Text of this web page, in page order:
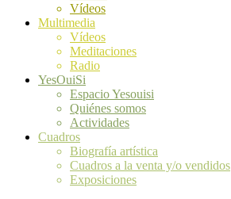
Vídeos
Multimedia
Vídeos
Meditaciones
Radio
YesOuiSi
Espacio Yesouisi
Quiénes somos
Actividades
Cuadros
Biografía artística
Cuadros a la venta y/o vendidos
Exposiciones